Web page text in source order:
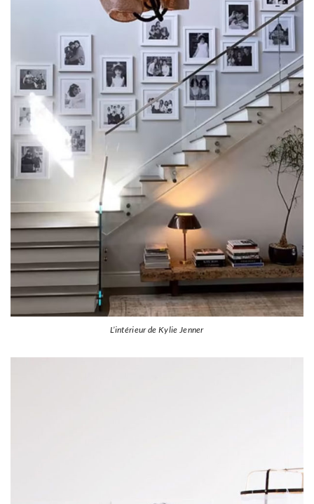
L’intérieur de Kylie Jenner